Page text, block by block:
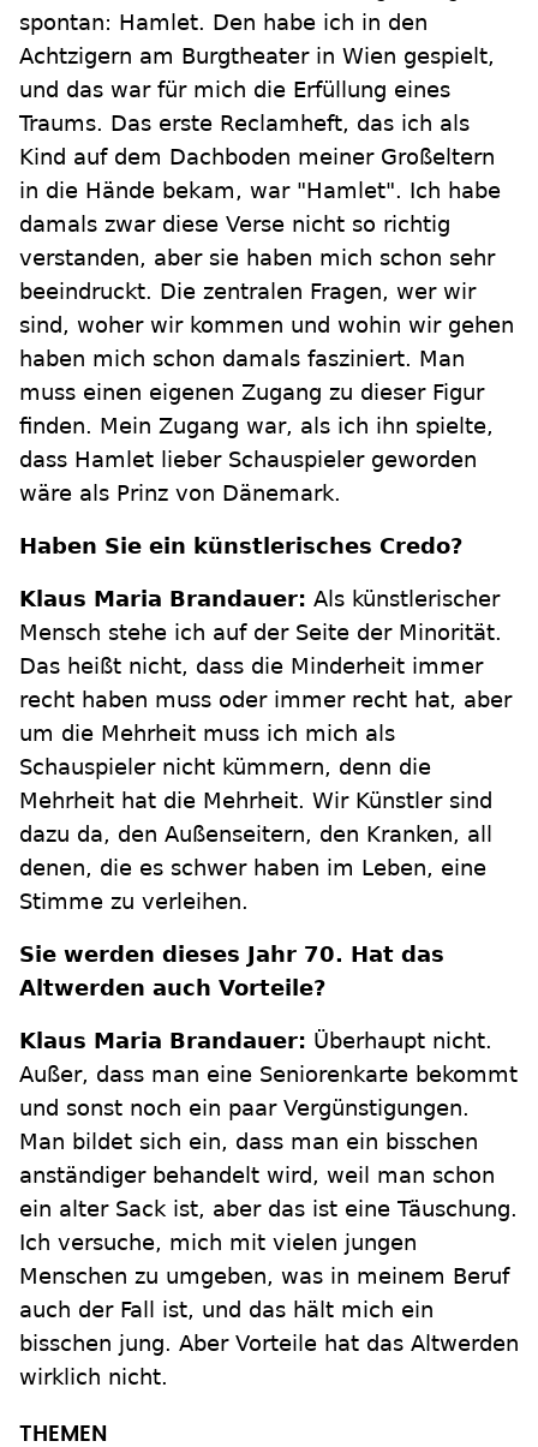
spontan: Hamlet. Den habe ich in den
Achtzigern am Burgtheater in Wien gespielt,
und das war für mich die Erfüllung eines
Traums. Das erste Reclamheft, das ich als
Kind auf dem Dachboden meiner Großeltern
in die Hände bekam, war "Hamlet". Ich habe
damals zwar diese Verse nicht so richtig
verstanden, aber sie haben mich schon sehr
beeindruckt. Die zentralen Fragen, wer wir
sind, woher wir kommen und wohin wir gehen
haben mich schon damals fasziniert. Man
muss einen eigenen Zugang zu dieser Figur
finden. Mein Zugang war, als ich ihn spielte,
dass Hamlet lieber Schauspieler geworden
wäre als Prinz von Dänemark.
Haben Sie ein künstlerisches Credo?
Klaus Maria Brandauer: Als künstlerischer
Mensch stehe ich auf der Seite der Minorität.
Das heißt nicht, dass die Minderheit immer
recht haben muss oder immer recht hat, aber
um die Mehrheit muss ich mich als
Schauspieler nicht kümmern, denn die
Mehrheit hat die Mehrheit. Wir Künstler sind
dazu da, den Außenseitern, den Kranken, all
denen, die es schwer haben im Leben, eine
Stimme zu verleihen.
Sie werden dieses Jahr 70. Hat das
Altwerden auch Vorteile?
Klaus Maria Brandauer: Überhaupt nicht.
Außer, dass man eine Seniorenkarte bekommt
und sonst noch ein paar Vergünstigungen.
Man bildet sich ein, dass man ein bisschen
anständiger behandelt wird, weil man schon
ein alter Sack ist, aber das ist eine Täuschung.
Ich versuche, mich mit vielen jungen
Menschen zu umgeben, was in meinem Beruf
auch der Fall ist, und das hält mich ein
bisschen jung. Aber Vorteile hat das Altwerden
wirklich nicht.